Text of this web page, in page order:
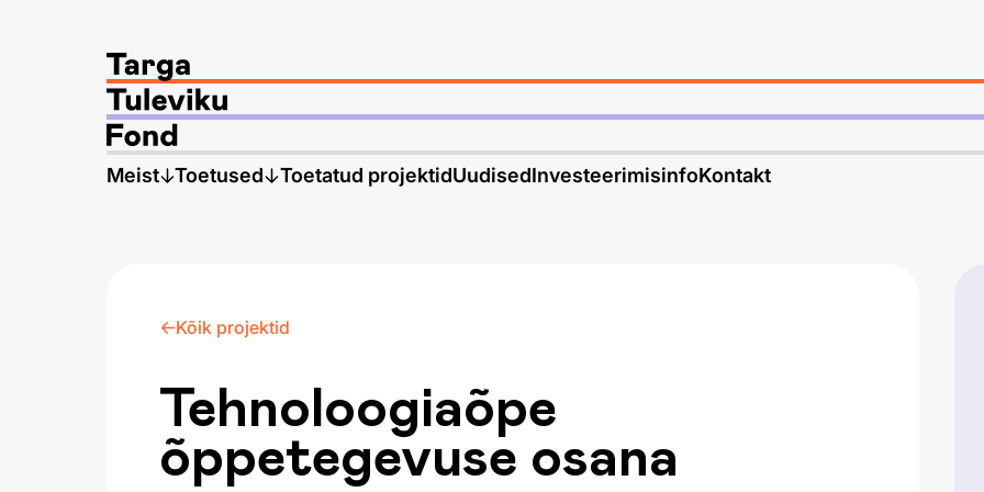
Meist Toetused Toetatud projektidUudisedInvesteerimisinfoKontakt
Kõik projektid
Tehnoloogiaõpe
õppetegevuse osana